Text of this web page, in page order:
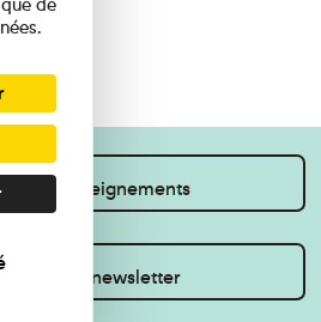
des renseignements
vous à la newsletter